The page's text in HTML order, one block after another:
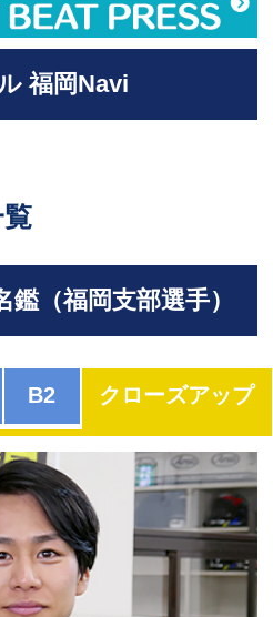
福岡Navi
（福岡支部選手）
B2 クローズアップ